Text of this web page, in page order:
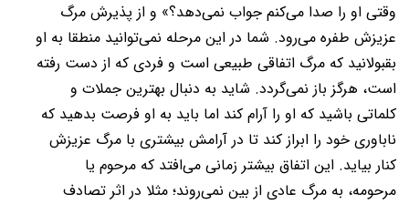
وقتی او را صدا می‌کنم جواب نمی‌دهد؟» و از پذیرش مرگ
عزیزش طفره می‌رود. شما در این مرحله نمی‌توانید منطقا به او
بقبولانید که مرگ اتفاقی طبیعی است و فردی که از دست رفته
است، هرگز باز نمی‌گردد. شاید به دنبال بهترین جملات و
کلماتی باشید که او را آرام کند اما باید به او فرصت بدهید که
ناباوری خود را ابراز کند تا در آرامش بیشتری با مرگ عزیزش
کنار بیاید. این اتفاق بیشتر زمانی می‌افتد که مرحوم یا
مرحومه، به مرگ عادی از بین نمی‌روند؛ مثلا در اثر تصادف